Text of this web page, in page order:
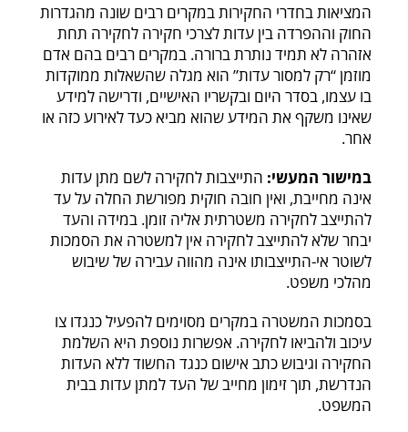
המציאות בחדרי החקירות במקרים רבים שונה מהגדרות
החוק וההפרדה בין עדות לצרכי חקירה לחקירה תחת
אזהרה לא תמיד נותרת ברורה. במקרים רבים בהם אדם
מוזמן “רק למסור עדות” הוא מגלה שהשאלות ממוקדות
בו עצמו, בסדר היום ובקשריו האישיים, ודרישה למידע
שאינו משקף את המידע שהוא מביא כעד לאירוע כזה או
אחר.
במישור המעשי: התייצבות לחקירה לשם מתן עדות
אינה מחייבת, ואין חובה חוקית מפורשת החלה על עד
להתייצב לחקירה משטרתית אליה זומן. במידה והעד
יבחר שלא להתייצב לחקירה אין למשטרה את הסמכות
לשוטר אי-התייצבותו אינה מהווה עבירה של שיבוש
מהלכי משפט.
בסמכות המשטרה במקרים מסוימים להפעיל כנגדו צו
עיכוב ולהביאו לחקירה. אפשרות נוספת היא השלמת
החקירה וגיבוש כתב אישום כנגד החשוד ללא העדות
הנדרשת, תוך זימון מחייב של העד למתן עדות בבית
המשפט.